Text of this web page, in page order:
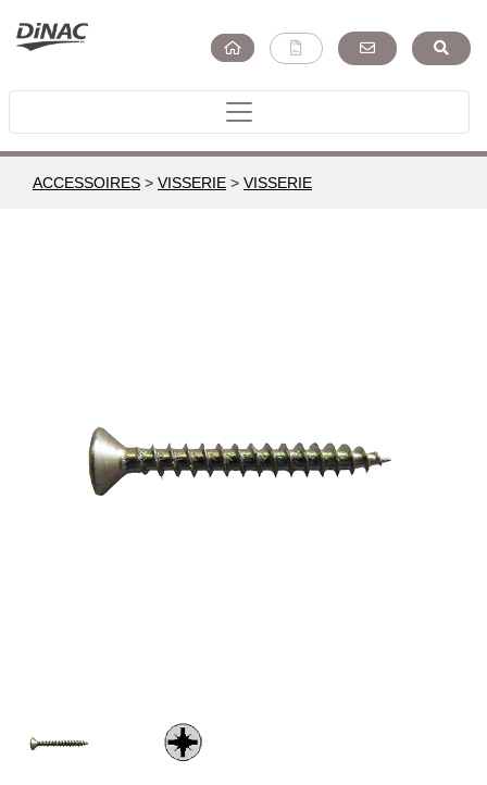
ACCESSOIRES > VISSERIE > VISSERIE